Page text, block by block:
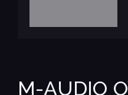
M-AUDIO